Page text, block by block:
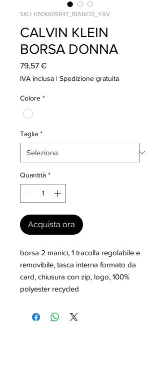
SKU: K60K609847_BIANCO_YAV
CALVIN KLEIN
BORSA DONNA
79,57 €Prezzo
IVA inclusa | Spedizione gratuita
Colore *
Taglia *
Quantità *
Acquista ora
borsa 2 manici, 1 tracolla regolabile e
removibile, tasca interna formato da
card, chiusura con zip, logo, 100%
polyester recycled